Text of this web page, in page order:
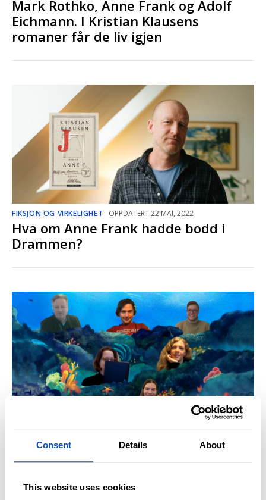
Consent Details About
This website uses cookies
Mark Rothko, Anne Frank og Adolf
Eichmann. I Kristian Klausens
romaner får de liv igjen
FIKSJON OG VIRKELIGHET OPPDATERT 22 MAI, 2022
Hva om Anne Frank hadde bodd i
Drammen?
Disse bøkene gleder vi oss til å lese i
2021